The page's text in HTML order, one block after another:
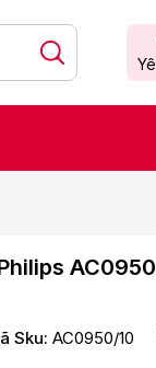
Sku: AC0950/10